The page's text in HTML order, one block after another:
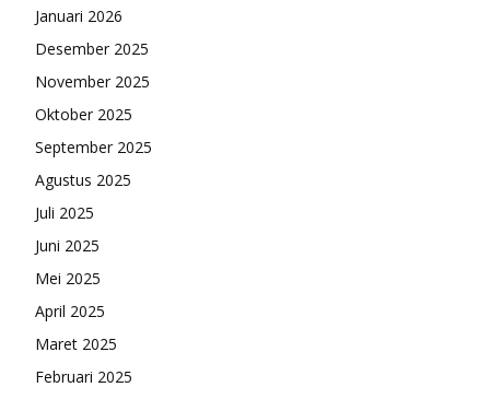
Januari 2026
Desember 2025
November 2025
Oktober 2025
September 2025
Agustus 2025
Juli 2025
Juni 2025
Mei 2025
April 2025
Maret 2025
Februari 2025